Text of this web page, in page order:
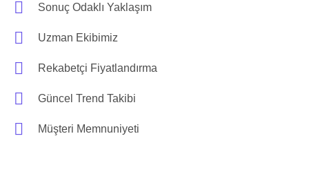
Sonuç Odaklı Yaklaşım
Uzman Ekibimiz
Rekabetçi Fiyatlandırma
Güncel Trend Takibi
Müşteri Memnuniyeti